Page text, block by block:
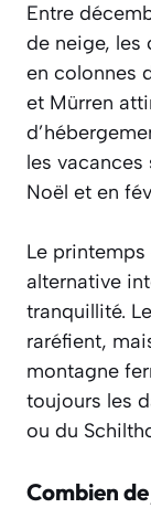
Entre
de neige, les
en colonnes
et Mürren
les
Noël et en
Le
alternative
tranquillité.
raréfient,
montagne
toujours les
ou du
Combien